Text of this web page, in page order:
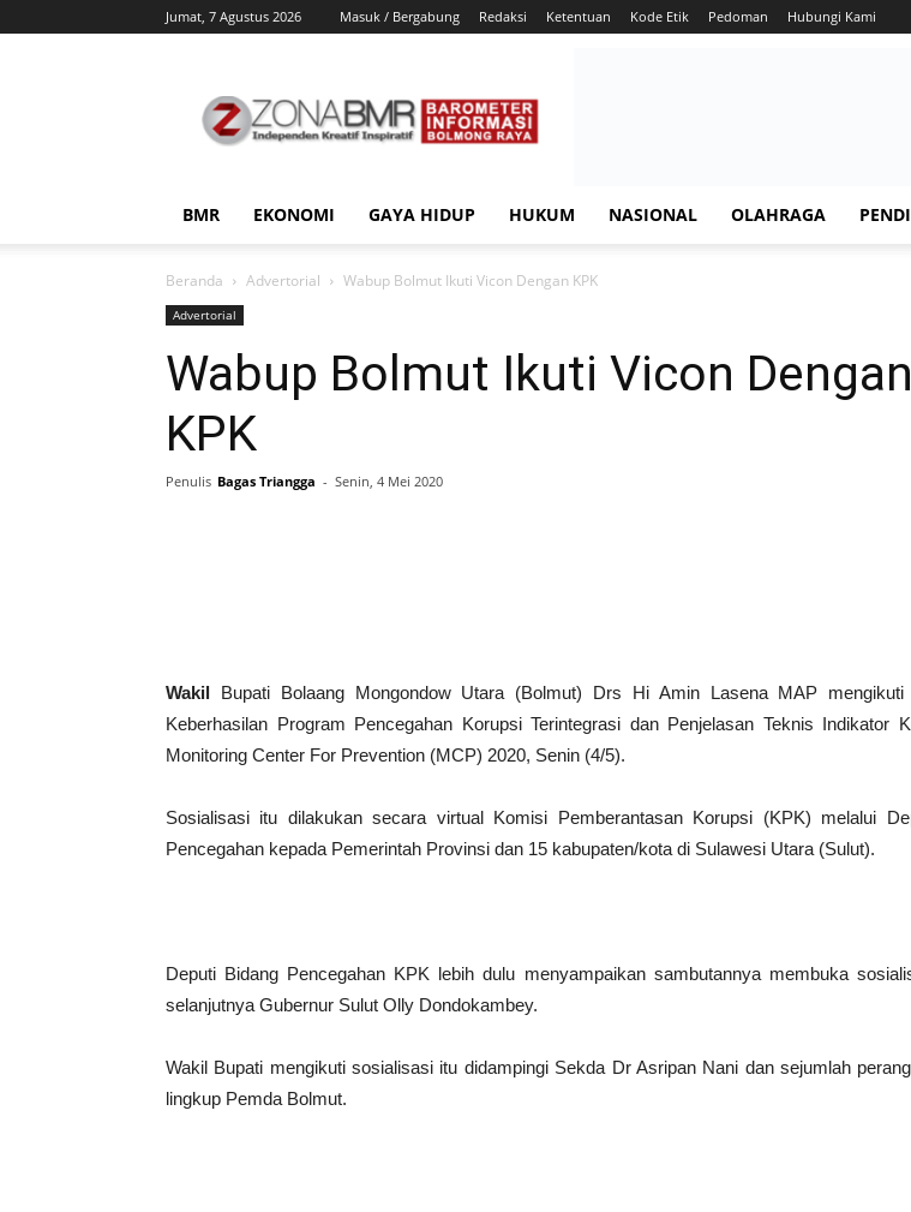
Jumat, 7 Agustus 2026 Masuk / Bergabung Redaksi Ketentuan Kode Etik Pedoman Hubungi Kami
BMR EKONOMI GAYA HIDUP HUKUM NASIONAL OLAHRAGA
Beranda Advertorial Wabup Bolmut Ikuti Vicon Dengan KPK
Advertorial
Wabup Bolmut Ikuti Vicon Dengan
KPK
Penulis Bagas Triangga - Senin, 4 Mei 2020
Wakil Bupati Bolaang Mongondow Utara (Bolmut) Drs Hi Amin Lasena MAP mengikuti
Keberhasilan Program Pencegahan Korupsi Terintegrasi dan Penjelasan Teknis Indikator
Monitoring Center For Prevention (MCP) 2020, Senin (4/5).
Sosialisasi itu dilakukan secara virtual Komisi Pemberantasan Korupsi (KPK) melalui
Pencegahan kepada Pemerintah Provinsi dan 15 kabupaten/kota di Sulawesi Utara (Sulut).
Deputi Bidang Pencegahan KPK lebih dulu menyampaikan sambutannya membuka
selanjutnya Gubernur Sulut Olly Dondokambey.
Wakil Bupati mengikuti sosialisasi itu didampingi Sekda Dr Asripan Nani dan sejumlah
lingkup Pemda Bolmut.